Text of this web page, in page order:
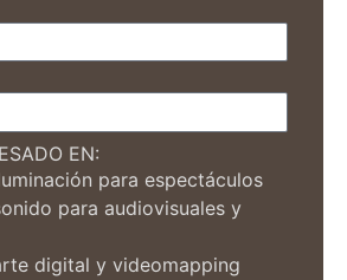
EN:
para espectáculos
para audiovisuales y
digital y videomapping